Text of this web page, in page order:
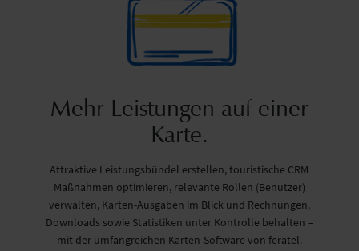
Mehr Leistungen auf einer
Karte.
Attraktive Leistungsbündel erstellen, touristische CRM
Maßnahmen optimieren, relevante Rollen (Benutzer)
verwalten, Karten-Ausgaben im Blick und Rechnungen,
Downloads sowie Statistiken unter Kontrolle behalten –
mit der umfangreichen Karten-Software von feratel.